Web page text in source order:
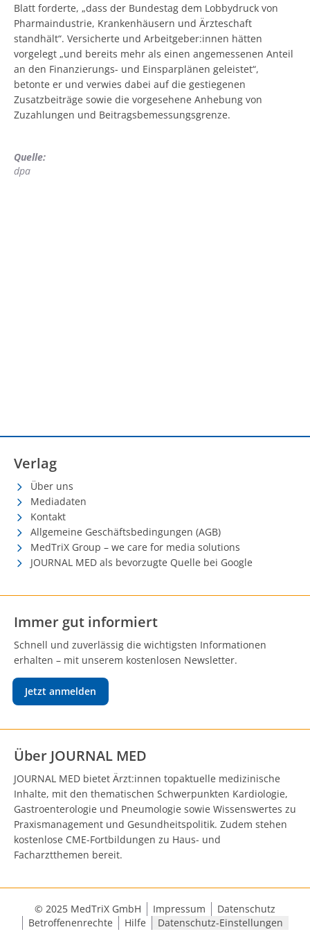
Blatt forderte, „dass der Bundestag dem Lobbydruck von
Pharmaindustrie, Krankenhäusern und Ärzteschaft
standhält“. Versicherte und Arbeitgeber:innen hätten
vorgelegt „und bereits mehr als einen angemessenen Anteil
an den Finanzierungs- und Einsparplänen geleistet“,
betonte er und verwies dabei auf die gestiegenen
Zusatzbeiträge sowie die vorgesehene Anhebung von
Zuzahlungen und Beitragsbemessungsgrenze.
Quelle:
dpa
Verlag
Über uns
Mediadaten
Kontakt
Allgemeine Geschäftsbedingungen (AGB)
MedTriX Group – we care for media solutions
JOURNAL MED als bevorzugte Quelle bei Google
Immer gut informiert
Schnell und zuverlässig die wichtigsten Informationen
erhalten – mit unserem kostenlosen Newsletter.
Jetzt anmelden
Über JOURNAL MED
JOURNAL MED bietet Ärzt:innen topaktuelle medizinische
Inhalte, mit den thematischen Schwerpunkten Kardiologie,
Gastroenterologie und Pneumologie sowie Wissenswertes zu
Praxismanagement und Gesundheitspolitik. Zudem stehen
kostenlose CME-Fortbildungen zu Haus- und
Facharztthemen bereit.
© 2025 MedTriX GmbH Impressum
Datenschutz
Betroffenenrechte
Hilfe Datenschutz-Einstellungen